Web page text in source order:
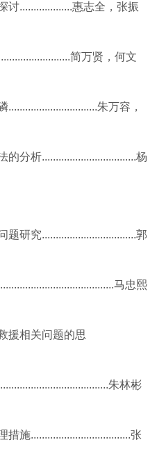
...................惠志全，张振
简万贤，何文
朱万容，
分析..................................杨
研究..................................郭
马忠熙
援相关问题的思
朱林彬
施....................................张